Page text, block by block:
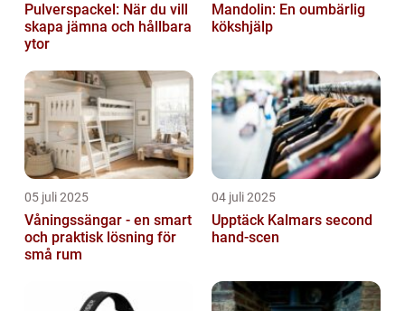
Pulverspackel: När du vill
skapa jämna och hållbara
ytor
Mandolin: En oumbärlig
kökshjälp
05 juli 2025
Våningssängar - en smart
och praktisk lösning för
små rum
04 juli 2025
Upptäck Kalmars second
hand-scen